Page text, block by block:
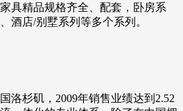
具精品规格齐全、配套，卧房系
酒店/别墅系列等多个系列。
洛杉矶，2009年销售业绩达到2.52